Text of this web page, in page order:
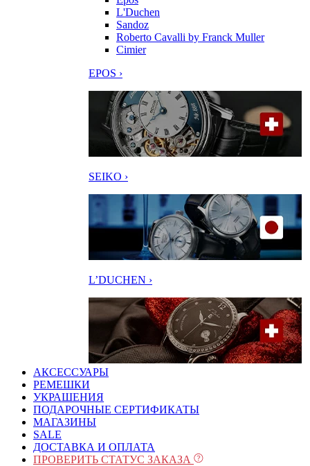
L'Duchen
Sandoz
Roberto Cavalli by Franck Muller
Cimier
EPOS ›
SEIKO ›
L’DUCHEN ›
АКСЕССУАРЫ
РЕМЕШКИ
УКРАШЕНИЯ
ПОДАРОЧНЫЕ СЕРТИФИКАТЫ
МАГАЗИНЫ
SALE
ДОСТАВКА И ОПЛАТА
ПРОВЕРИТЬ СТАТУС ЗАКАЗА